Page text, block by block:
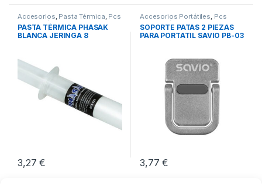
Accesorios, Pasta Térmica, Pcs
Integración
PASTA TÉRMICA PHASAK
BLANCA JERINGA 8
3,27€
Accesorios Portátiles, Pcs
Integración ,Soportes Notebook
SOPORTE PATAS 2 PIEZAS
PARA PORTATIL SAVIO PB-03
3,77€